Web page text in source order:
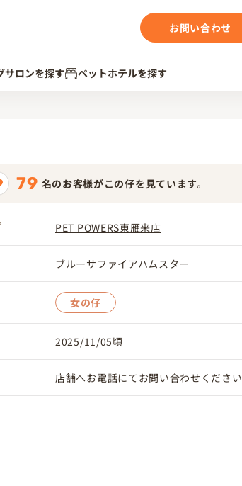
お問い合わせ
サロンを探す ペットホテルを探す
79 名のお客様がこの仔を見ています。
PET POWERS東雁来店
ブルーサファイアハムスター
女の仔
2025/11/05頃
店舗へお電話にてお問い合わせください